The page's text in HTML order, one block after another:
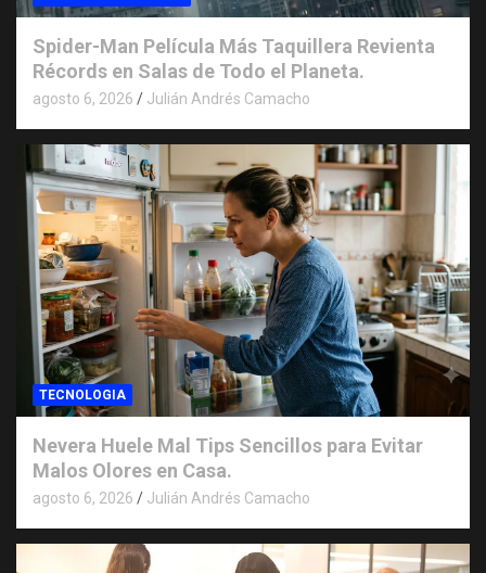
Spider-Man Película Más Taquillera Revienta
Récords en Salas de Todo el Planeta.
agosto 6, 2026 Julián Andrés Camacho
TECNOLOGIA
Nevera Huele Mal Tips Sencillos para Evitar
Malos Olores en Casa.
agosto 6, 2026 Julián Andrés Camacho